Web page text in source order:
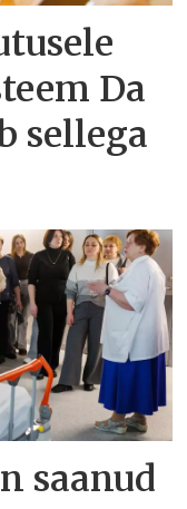
Da
sellega
saanud